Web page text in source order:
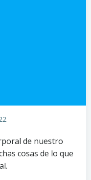
de nuestro
cosas de lo que